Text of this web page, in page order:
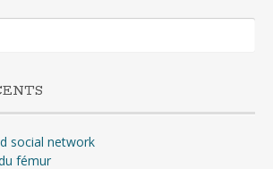
social network
fémur